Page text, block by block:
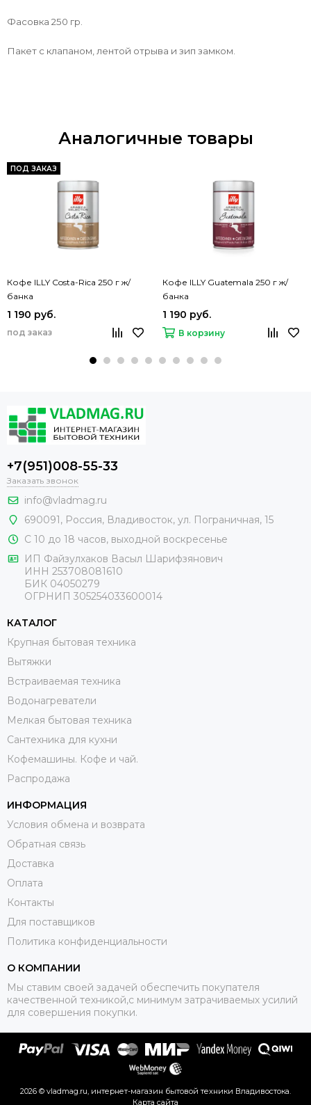
Фасовка 250 гр.
Пакет с клапаном, лентой отрыва и зип замком.
Аналогичные товары
ПОД ЗАКАЗ
Кофе ILLY Costa-Rica 250 г ж/
банка
1 190 руб.
под заказ
Кофе ILLY Guatemala 250 г ж/
банка
1 190 руб.
В корзину
+7(951)008-55-33
Заказать звонок
info@vladmag.ru
690091, Россия, Владивосток, ул. Пограничная, 15
С 10 до 18 часов, выходной воскресенье
ИП Файзулхаков Васыл Шарифзянович
ИНН 253708081610
БИК 04050279
ОГРНИП 305254033600014
КАТАЛОГ
Крупная бытовая техника
Вытяжки
Встраиваемая техника
Водонагреватели
Мелкая бытовая техника
Сантехника для кухни
Кофемашины. Кофе и чай.
Распродажа
ИНФОРМАЦИЯ
Условия обмена и возврата
Обратная связь
Доставка
Оплата
Контакты
Для поставщиков
Политика конфиденциальности
О КОМПАНИИ
Мы ставим своей задачей обеспечить покупателя
качественной техникой,с минимум затрачиваемых усилий
для совершения покупки.
2026 © vladmag.ru, интернет-магазин бытовой техники Владивостока.
Карта сайта